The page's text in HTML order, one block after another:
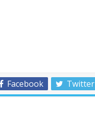
Facebook Twitter